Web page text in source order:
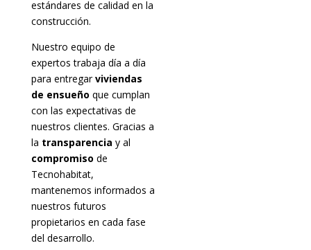
estándares de calidad en la
construcción.
Nuestro equipo de
expertos trabaja día a día
para entregarviviendas
de ensueño que cumplan
con las expectativas de
nuestros clientes. Gracias a
la transparencia y al
compromiso de
Tecnohabitat,
mantenemos informados a
nuestros futuros
propietarios en cada fase
del desarrollo.